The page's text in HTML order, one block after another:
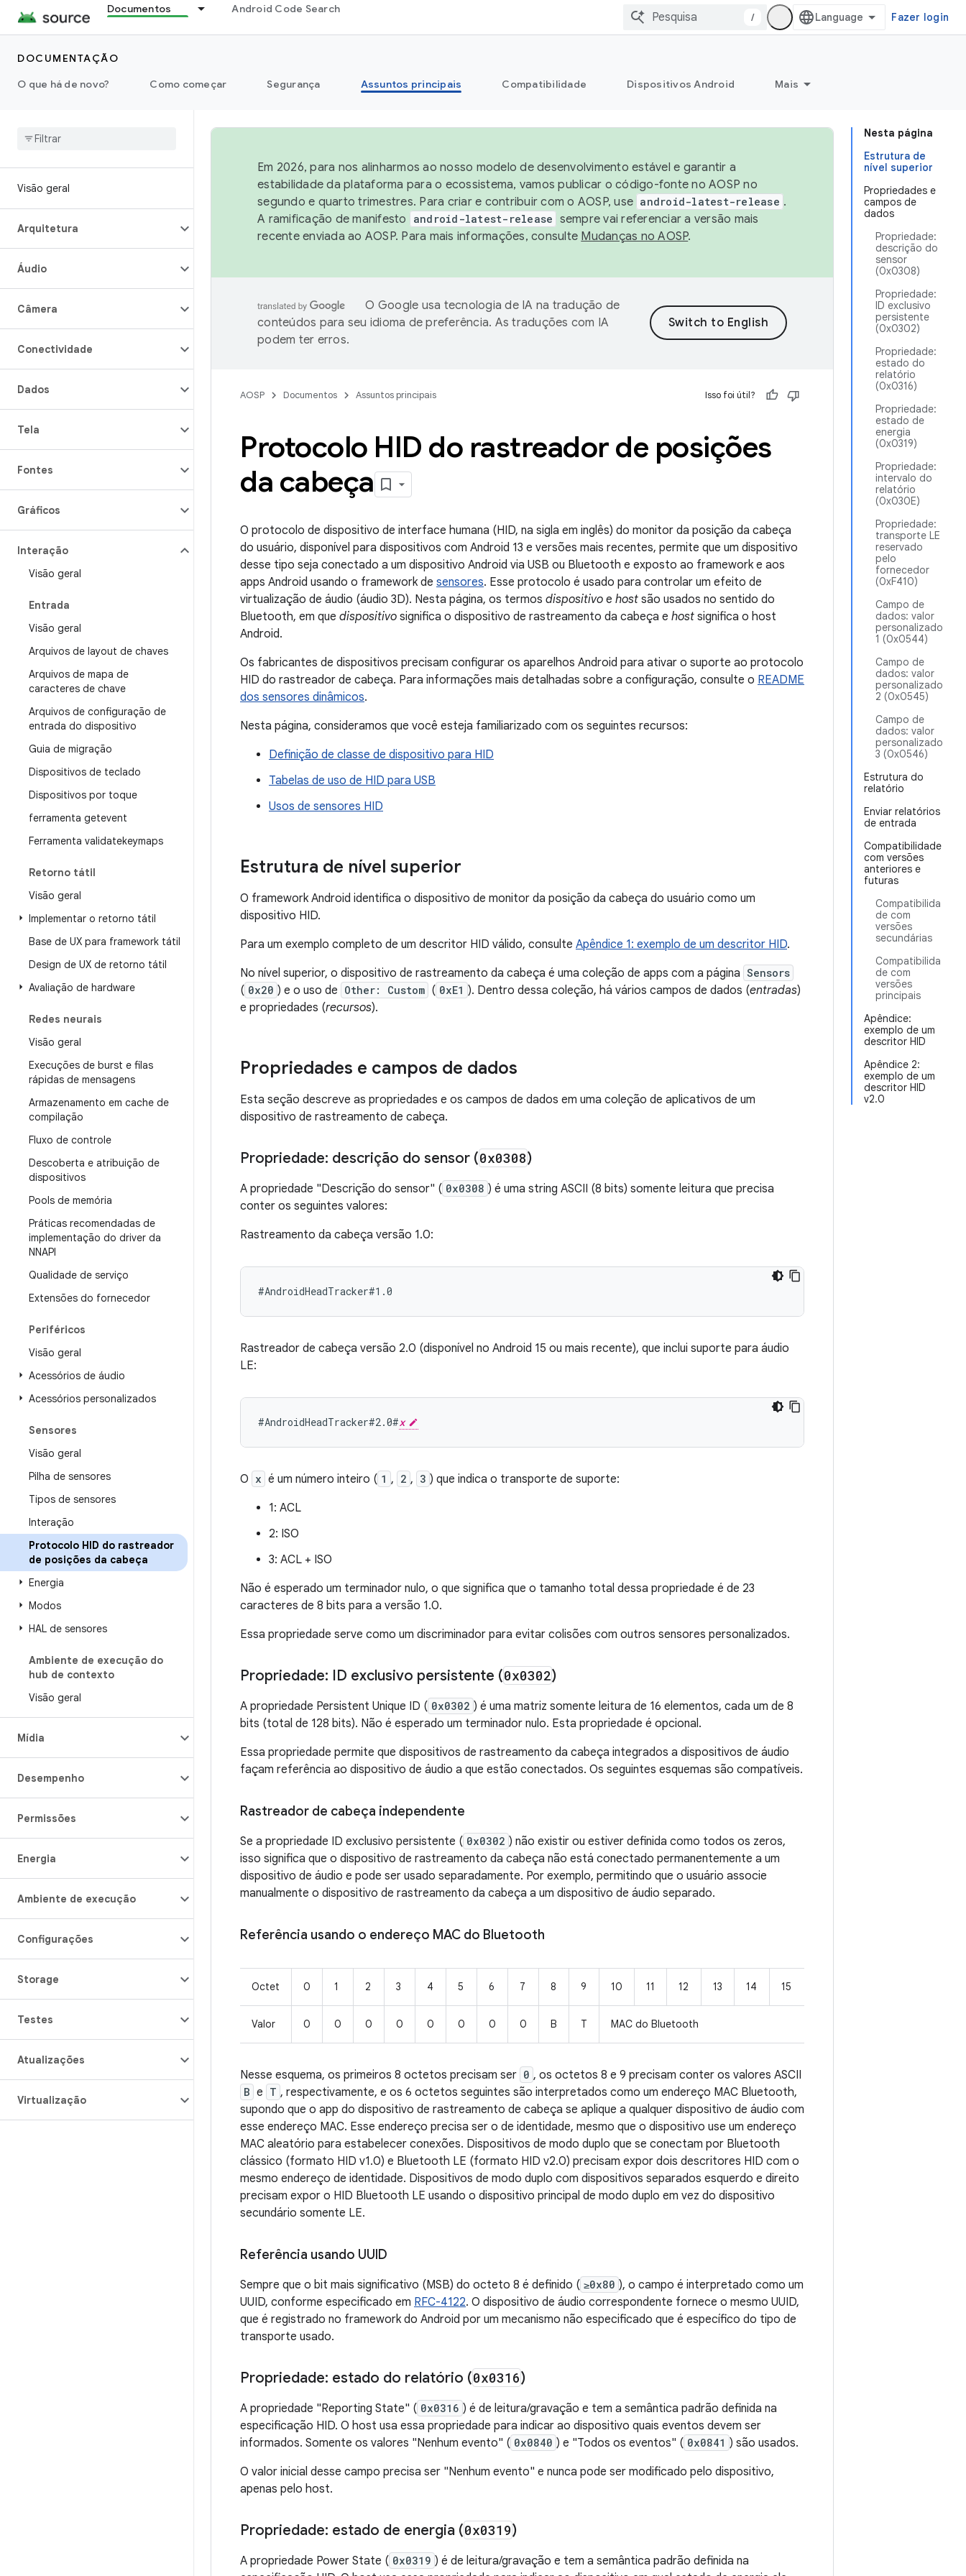
Documentos Android Code Search
/ Fazer login
DOCUMENTAÇÃO
O que há de novo?
Como começar Segurança Assuntos principais Compatibilidade Dispositivos Android Mais
Visão geral
Arquitetura
Áudio
Câmera
Conectividade
Dados
Tela
Fontes
Gráficos
Interação
Visão geral
Entrada
Visão geral
Arquivos de layout de chaves
Arquivos de mapa de
caracteres de chave
Arquivos de configuração de
entrada do dispositivo
Guia de migração
Dispositivos de teclado
Dispositivos por toque
ferramenta getevent
Ferramenta validatekeymaps
Retorno tátil
Visão geral
Implementar o retorno tátil
Base de UX para framework tátil
Design de UX de retorno tátil
Avaliação de hardware
Redes neurais
Visão geral
Execuções de burst e filas
rápidas de mensagens
Armazenamento em cache de
compilação
Fluxo de controle
Descoberta e atribuição de
dispositivos
Pools de memória
Práticas recomendadas de
implementação do driver da
NNAPI
Qualidade de serviço
Extensões do fornecedor
Periféricos
Visão geral
Acessórios de áudio
Acessórios personalizados
Sensores
Visão geral
Pilha de sensores
Tipos de sensores
Interação
Protocolo HID do rastreador
de posições da cabeça
Energia
Modos
HAL de sensores
Ambiente de execução do
hub de contexto
Visão geral
Mídia
Desempenho
Permissões
Energia
Ambiente de execução
Configurações
Storage
Testes
Atualizações
Virtualização
Nesta página
Estrutura de
nível superior
Propriedades e
campos de
dados
Propriedade:
descrição do
sensor
(0x0308)
Propriedade:
ID exclusivo
persistente
(0x0302)
Propriedade:
estado do
relatório
(0x0316)
Propriedade:
estado de
energia
(0x0319)
Propriedade:
intervalo do
relatório
(0x030E)
Propriedade:
transporte LE
reservado
pelo
fornecedor
(0xF410)
Campo de
dados: valor
personalizado
1 (0x0544)
Campo de
dados: valor
personalizado
2 (0x0545)
Campo de
dados: valor
personalizado
3 (0x0546)
Estrutura do
relatório
Enviar relatórios
de entrada
Compatibilidade
com versões
anteriores e
futuras
Compatibilida
de com
versões
secundárias
Compatibilida
de com
versões
principais
Apêndice:
exemplo de um
descritor HID
Apêndice 2:
exemplo de um
descritor HID
v2.0
Em 2026, para nos alinharmos ao nosso modelo de desenvolvimento estável e garantir a
estabilidade da plataforma para o ecossistema, vamos publicar o código-fonte no AOSP no
segundo e quarto trimestres. Para criar e contribuir com o AOSP, use android-latest-release .
A ramificação de manifesto
android-latest-release sempre vai referenciar a versão mais
recente enviada ao AOSP. Para mais informações, consulte Mudanças no AOSP.
O Google usa tecnologia de IA na tradução de
conteúdos para seu idioma de preferência. As traduções com IA
podem ter erros.
AOSP Documentos Assuntos principais Isso foi útil?
Protocolo HID do rastreador de posições
da cabeça
O protocolo de dispositivo de interface humana (HID, na sigla em inglês) do monitor da posição da cabeça
do usuário, disponível para dispositivos com Android 13 e versões mais recentes, permite que um dispositivo
desse tipo seja conectado a um dispositivo Android via USB ou Bluetooth e exposto ao framework e aos
apps Android usando o framework de sensores. Esse protocolo é usado para controlar um efeito de
virtualização de áudio (áudio 3D). Nesta página, os termos dispositivo e host são usados no sentido do
Bluetooth, em que dispositivo significa o dispositivo de rastreamento da cabeça e host significa o host
Android.
Os fabricantes de dispositivos precisam configurar os aparelhos Android para ativar o suporte ao protocolo
HID do rastreador de cabeça. Para informações mais detalhadas sobre a configuração, consulte o README
dos sensores dinâmicos.
Nesta página, consideramos que você esteja familiarizado com os seguintes recursos:
Definição de classe de dispositivo para HID
Tabelas de uso de HID para USB
Usos de sensores HID
Estrutura de nível superior
O framework Android identifica o dispositivo de monitor da posição da cabeça do usuário como um
dispositivo HID.
Para um exemplo completo de um descritor HID válido, consulte Apêndice 1: exemplo de um descritor HID.
No nível superior, o dispositivo de rastreamento da cabeça é uma coleção de apps com a página Sensors
( 0x20 ) e o uso de Other: Custom ( 0xE1 ). Dentro dessa coleção, há vários campos de dados (entradas)
e propriedades (recursos).
Propriedades e campos de dados
Esta seção descreve as propriedades e os campos de dados em uma coleção de aplicativos de um
dispositivo de rastreamento de cabeça.
Propriedade: descrição do sensor (0x0308)
A propriedade "Descrição do sensor" ( 0x0308 ) é uma string ASCII (8 bits) somente leitura que precisa
conter os seguintes valores:
Rastreamento da cabeça versão 1.0:
Rastreador de cabeça versão 2.0 (disponível no Android 15 ou mais recente), que inclui suporte para áudio
LE:
#AndroidHeadTracker#2.0#x
O x é um número inteiro ( 1 , 2 , 3 ) que indica o transporte de suporte:
1: ACL
2: ISO
3: ACL + ISO
Não é esperado um terminador nulo, o que significa que o tamanho total dessa propriedade é de 23
caracteres de 8 bits para a versão 1.0.
Essa propriedade serve como um discriminador para evitar colisões com outros sensores personalizados.
Propriedade: ID exclusivo persistente (0x0302)
A propriedade Persistent Unique ID ( 0x0302 ) é uma matriz somente leitura de 16 elementos, cada um de 8
bits (total de 128 bits). Não é esperado um terminador nulo. Esta propriedade é opcional.
Essa propriedade permite que dispositivos de rastreamento da cabeça integrados a dispositivos de áudio
façam referência ao dispositivo de áudio a que estão conectados. Os seguintes esquemas são compatíveis.
Rastreador de cabeça independente
Se a propriedade ID exclusivo persistente ( 0x0302 ) não existir ou estiver definida como todos os zeros,
isso significa que o dispositivo de rastreamento da cabeça não está conectado permanentemente a um
dispositivo de áudio e pode ser usado separadamente. Por exemplo, permitindo que o usuário associe
manualmente o dispositivo de rastreamento da cabeça a um dispositivo de áudio separado.
Referência usando o endereço MAC do Bluetooth
Octet 0 1 2 3 4 5 6 7 8 9 10 11 12 13 14 15
Valor 0 0 0 0 0 0 0 0 B T MAC do Bluetooth
Nesse esquema, os primeiros 8 octetos precisam ser 0 , os octetos 8 e 9 precisam conter os valores ASCII
B e T , respectivamente, e os 6 octetos seguintes são interpretados como um endereço MAC Bluetooth,
supondo que o app do dispositivo de rastreamento de cabeça se aplique a qualquer dispositivo de áudio com
esse endereço MAC. Esse endereço precisa ser o de identidade, mesmo que o dispositivo use um endereço
MAC aleatório para estabelecer conexões. Dispositivos de modo duplo que se conectam por Bluetooth
clássico (formato HID v1.0) e Bluetooth LE (formato HID v2.0) precisam expor dois descritores HID com o
mesmo endereço de identidade. Dispositivos de modo duplo com dispositivos separados esquerdo e direito
precisam expor o HID Bluetooth LE usando o dispositivo principal de modo duplo em vez do dispositivo
secundário somente LE.
Referência usando UUID
Sempre que o bit mais significativo (MSB) do octeto 8 é definido ( ≥0x80 ), o campo é interpretado como um
UUID, conforme especificado em RFC-4122. O dispositivo de áudio correspondente fornece o mesmo UUID,
que é registrado no framework do Android por um mecanismo não especificado que é específico do tipo de
transporte usado.
Propriedade: estado do relatório (0x0316)
A propriedade "Reporting State" ( 0x0316 ) é de leitura/gravação e tem a semântica padrão definida na
especificação HID. O host usa essa propriedade para indicar ao dispositivo quais eventos devem ser
informados. Somente os valores "Nenhum evento" ( 0x0840 ) e "Todos os eventos" ( 0x0841 ) são usados.
O valor inicial desse campo precisa ser "Nenhum evento" e nunca pode ser modificado pelo dispositivo,
apenas pelo host.
Propriedade: estado de energia (0x0319)
A propriedade Power State ( 0x0319 ) é de leitura/gravação e tem a semântica padrão definida na